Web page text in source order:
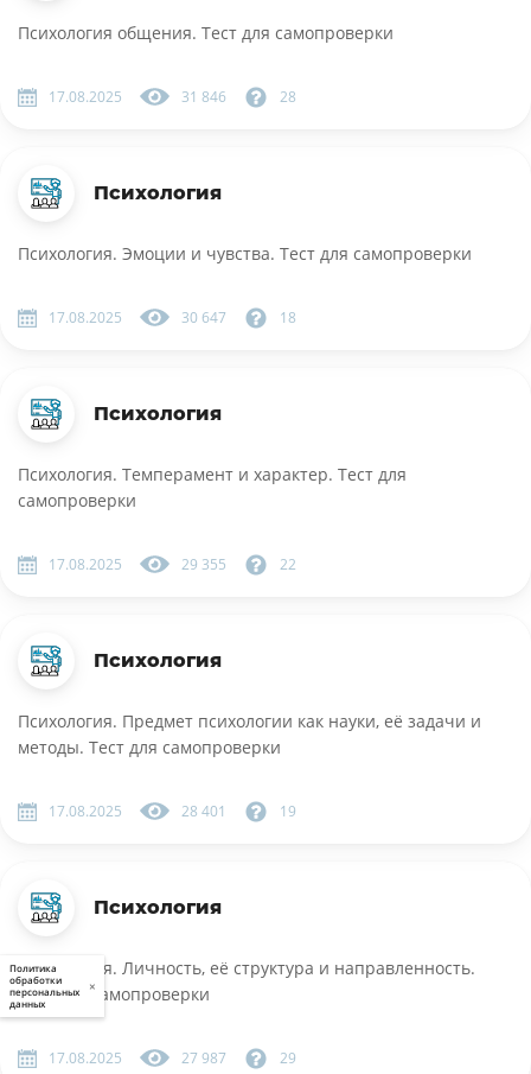
Психология общения. Тест для самопроверки
17.08.2025 31 846 28
Психология
Психология. Эмоции и чувства. Тест для самопроверки
17.08.2025 30 647 18
Психология
Психология. Темперамент и характер. Тест для
самопроверки
17.08.2025 29 355 22
Психология
Психология. Предмет психологии как науки, её задачи и
методы. Тест для самопроверки
17.08.2025 28 401 19
Психология
Психология. Личность, её структура и направленность.
Тест для самопроверки
17.08.2025 27 987 29
Политика
обработки
персональных
данных
×